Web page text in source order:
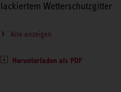
lackiertem Wetterschutzgitter
Alle anzeigen
Herunterladen als PDF